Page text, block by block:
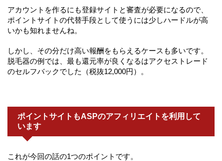
アカウントを作るにも登録サイトと審査が必要になるので、
ポイントサイトの代替手段として使うには少しハードルが高
いかも知れませんね。
しかし、その分だけ高い報酬をもらえるケースも多いです。
脱毛器の例では、最も還元率が良くなるはアクセストレード
のセルフバックでした（税抜12,000円）。
ポイントサイトもASPのアフィリエイトを利用して
います
これが今回の話の1つのポイントです。